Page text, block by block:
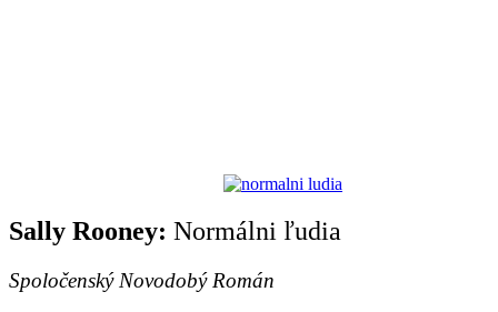
Sally Rooney: Normálni ľudia
Spoločenský Novodobý Román